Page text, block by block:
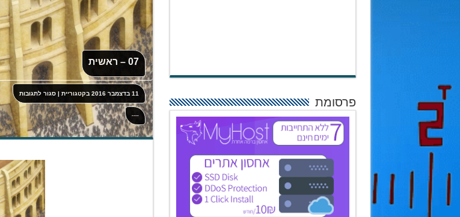
07 – ראשית
11 בדצמבר 2016 בקטגוריית |סגור לתגובותעל
07
–
ראשית
----
פרסומת